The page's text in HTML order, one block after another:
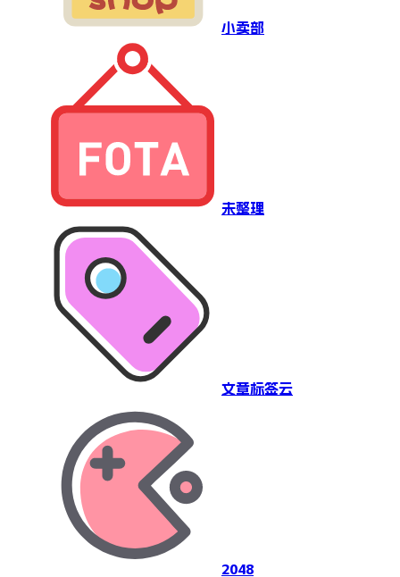
小卖部
未整理
文章标签云
2048